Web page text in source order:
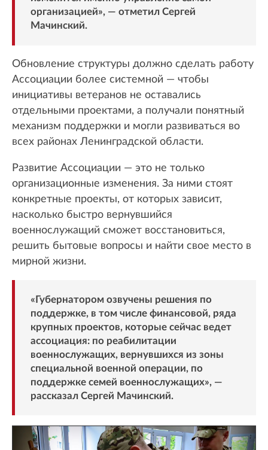
организацией», — отметил Сергей
Мачинский.
Обновление структуры должно сделать работу
Ассоциации более системной — чтобы
инициативы ветеранов не оставались
отдельными проектами, а получали понятный
механизм поддержки и могли развиваться во
всех районах Ленинградской области.
Развитие Ассоциации — это не только
организационные изменения. За ними стоят
конкретные проекты, от которых зависит,
насколько быстро вернувшийся
военнослужащий сможет восстановиться,
решить бытовые вопросы и найти свое место в
мирной жизни.
«Губернатором озвучены решения по
поддержке, в том числе финансовой, ряда
крупных проектов, которые сейчас ведет
ассоциация: по реабилитации
военнослужащих, вернувшихся из зоны
специальной военной операции, по
поддержке семей военнослужащих», —
рассказал Сергей Мачинский.